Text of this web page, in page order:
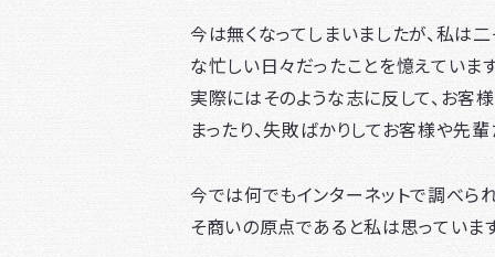
今は無くなってしまいましたが、私は
な忙しい日々だったことを憶えていま
実際にはそのような志に反して、お客
まったり、失敗ばかりしてお客様や先
今では何でもインターネットで調べら
そ商いの原点であると私は思っていま